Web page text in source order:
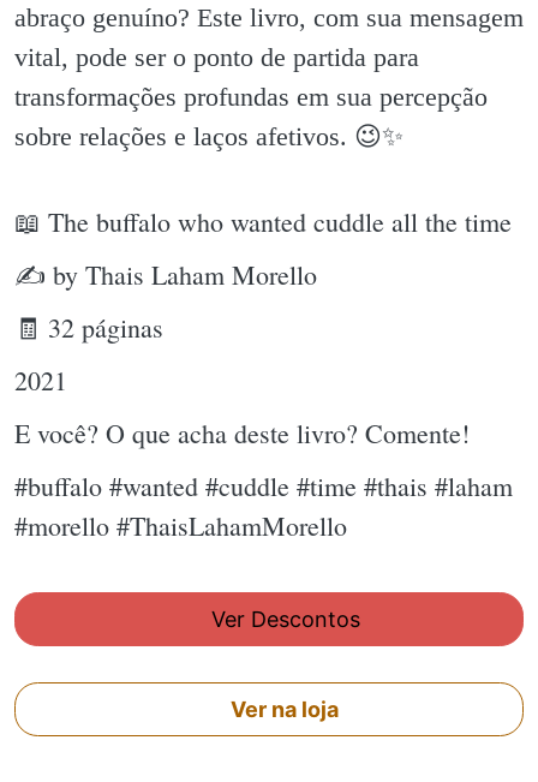
abraço genuíno? Este livro, com sua mensagem
vital, pode ser o ponto de partida para
transformações profundas em sua percepção
sobre relações e laços afetivos. 😉✨️
📖 The buffalo who wanted cuddle all the time
✍ by Thais Laham Morello
🧾 32 páginas
2021
E você? O que acha deste livro? Comente!
#buffalo #wanted #cuddle #time #thais #laham
#morello #ThaisLahamMorello
Ver Descontos
Ver na loja